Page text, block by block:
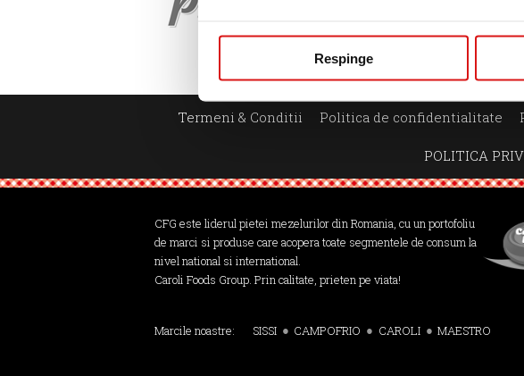
Respinge
Termeni & Conditii Politica de confidentialitate
POLITICA
CFG este liderul pietei mezelurilor din Romania, cu un portofoliu
de marci si produse care acopera toate segmentele de consum la
nivel national si international.
Caroli Foods Group. Prin calitate, prieten pe viata!
Marcile noastre: SISSI CAMPOFRIO CAROLI MAESTRO